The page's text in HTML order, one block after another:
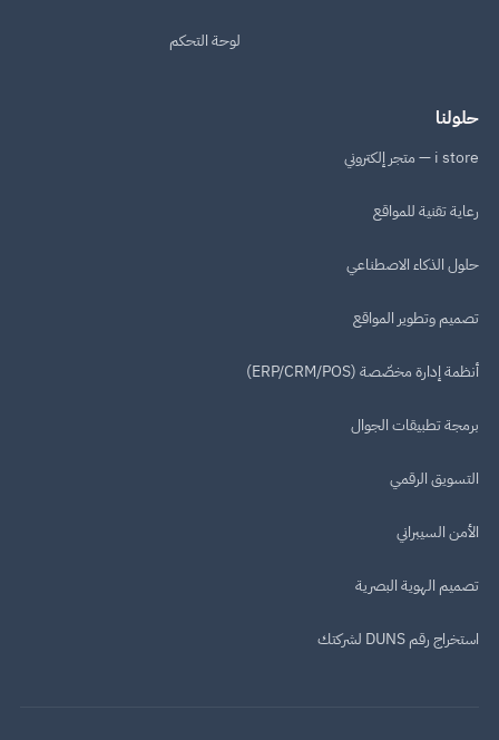
لوحة التحكم
حلولنا
i store — متجر إلكتروني
رعاية تقنية للمواقع
حلول الذكاء الاصطناعي
تصميم وتطوير المواقع
أنظمة إدارة مخصّصة (ERP/CRM/POS)
برمجة تطبيقات الجوال
التسويق الرقمي
الأمن السيبراني
تصميم الهوية البصرية
استخراج رقم DUNS لشركتك